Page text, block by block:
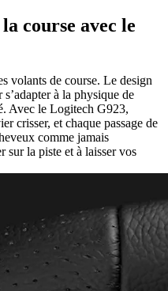
course avec le
volants de course. Le design
à la physique de
Avec le Logitech G923,
crisser, et chaque passage de
comme jamais
sur la piste et à laisser vos